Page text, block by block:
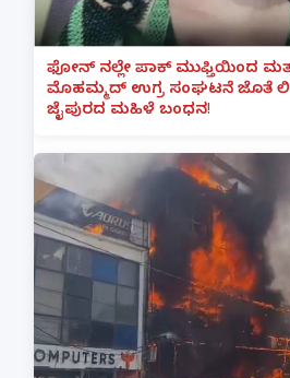
ಫೋನ್ ನಲ್ಲೇ ಪಾಕ್ ಮುಫ್ತಿಯಿಂದ
ಮೊಹಮ್ಮದ್ ಉಗ್ರ ಸಂಘಟನೆ ಜೊತೆ
ಜೈಪುರದ ಮಹಿಳೆ ಬಂಧನ!